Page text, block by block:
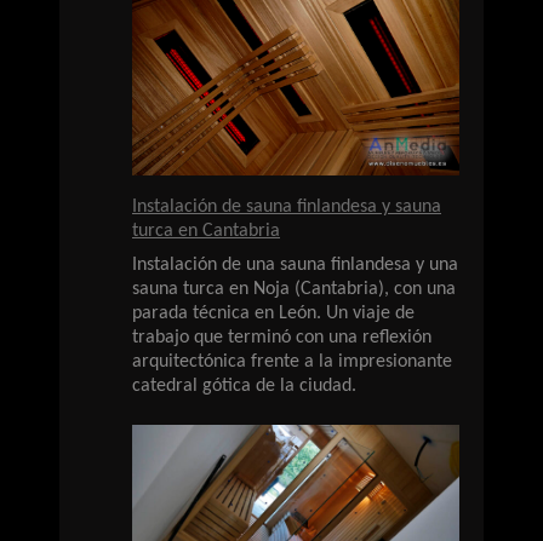
Instalación de sauna finlandesa y sauna
turca en Cantabria
Instalación de una sauna finlandesa y una
sauna turca en Noja (Cantabria), con una
parada técnica en León. Un viaje de
trabajo que terminó con una reflexión
arquitectónica frente a la impresionante
catedral gótica de la ciudad.